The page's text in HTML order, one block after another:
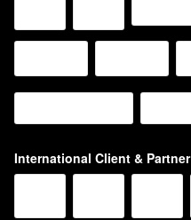
International Client & Partner